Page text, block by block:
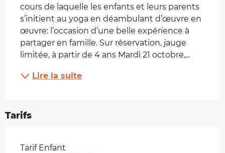
cours de laquelle les enfants et leurs parents
s’initient au yoga en déambulant d’œuvre en
œuvre: l’occasion d’une belle expérience à
partager en famille. Sur réservation, jauge
limitée, à partir de 4 ans Mardi 21 octobre,...
Lire la suite
Tarifs
Tarifs 2026
Tarif Enfant